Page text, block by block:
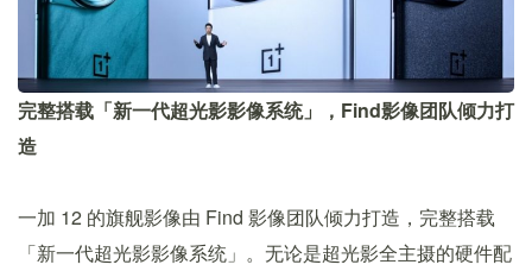
完整搭载「新一代超光影影像系统」，Find影像团队倾力打
造
一加 12 的旗舰影像由 Find 影像团队倾力打造，完整搭载
「新一代超光影影像系统」。无论是超光影全主摄的硬件配